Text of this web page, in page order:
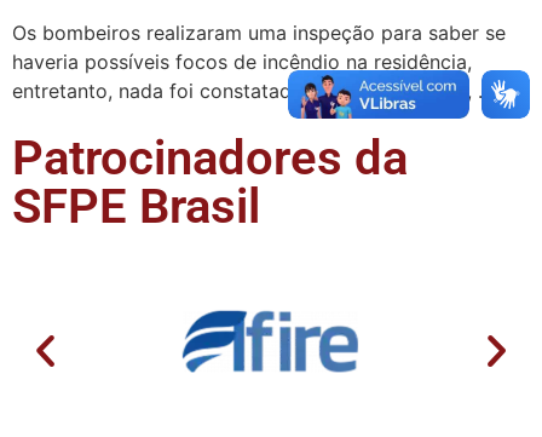
Os bombeiros realizaram uma inspeção para saber se
haveria possíveis focos de incêndio na residência,
entretanto, nada foi constatado. Após o combate, …
Patrocinadores da
SFPE Brasil